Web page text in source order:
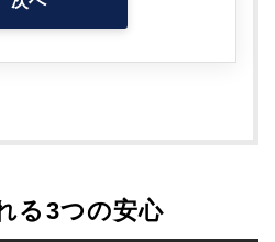
る3つの安心